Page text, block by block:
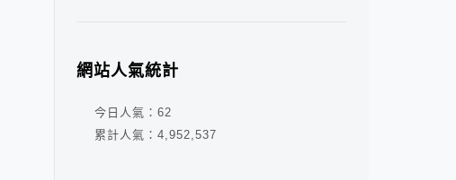
網站人氣統計
今日人氣： 62
累計人氣： 4,952,537